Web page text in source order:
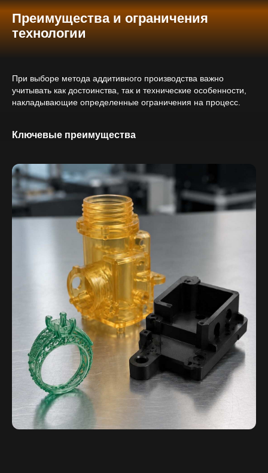
Преимущества и ограничения
технологии
При выборе метода аддитивного производства важно
учитывать как достоинства, так и технические особенности,
накладывающие определенные ограничения на процесс.
Ключевые преимущества